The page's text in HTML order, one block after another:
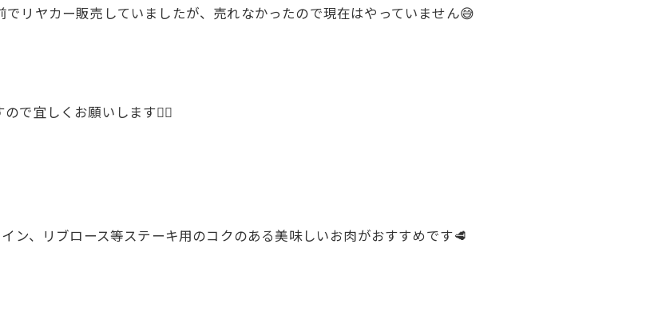
リヤカー販売していましたが、売れなかったので現在はやっていません😅
で宜しくお願いします🙇‍♂
、リブロース等ステーキ用のコクのある美味しいお肉がおすすめです🥩